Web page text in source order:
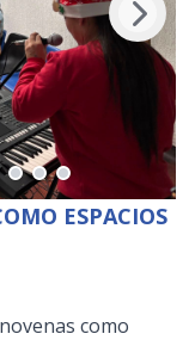
ESPACIOS
como